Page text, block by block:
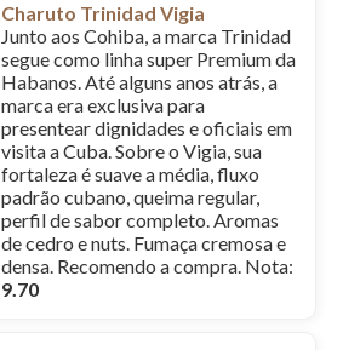
Charuto Trinidad Vigia
Junto aos Cohiba, a marca Trinidad
segue como linha super Premium da
Habanos. Até alguns anos atrás, a
marca era exclusiva para
presentear dignidades e oficiais em
visita a Cuba. Sobre o Vigia, sua
fortaleza é suave a média, fluxo
padrão cubano, queima regular,
perfil de sabor completo. Aromas
de cedro e nuts. Fumaça cremosa e
densa. Recomendo a compra. Nota:
9.70